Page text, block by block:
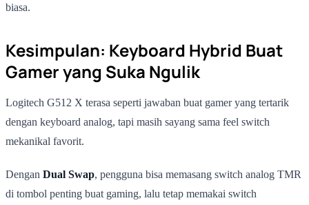
biasa.
Kesimpulan: Keyboard Hybrid Buat
Gamer yang Suka Ngulik
Logitech G512 X terasa seperti jawaban buat gamer yang tertarik
dengan keyboard analog, tapi masih sayang sama feel switch
mekanikal favorit.
Dengan Dual Swap, pengguna bisa memasang switch analog TMR
di tombol penting buat gaming, lalu tetap memakai switch